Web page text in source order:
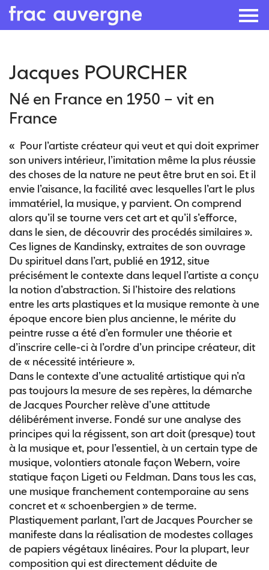
to
content
Jacques POURCHER
Né en France en 1950 – vit en
France
« Pour l’artiste créateur qui veut et qui doit exprimer
son univers intérieur, l’imitation même la plus réussie
des choses de la nature ne peut être brut en soi. Et il
envie l’aisance, la facilité avec lesquelles l’art le plus
immatériel, la musique, y parvient. On comprend
alors qu’il se tourne vers cet art et qu’il s’efforce,
dans le sien, de découvrir des procédés similaires ».
Ces lignes de Kandinsky, extraites de son ouvrage
Du spirituel dans l’art, publié en 1912, situe
précisément le contexte dans lequel l’artiste a conçu
la notion d’abstraction. Si l’histoire des relations
entre les arts plastiques et la musique remonte à une
époque encore bien plus ancienne, le mérite du
peintre russe a été d’en formuler une théorie et
d’inscrire celle-ci à l’ordre d’un principe créateur, dit
de « nécessité intérieure ».
Dans le contexte d’une actualité artistique qui n’a
pas toujours la mesure de ses repères, la démarche
de Jacques Pourcher relève d’une attitude
délibérément inverse. Fondé sur une analyse des
principes qui la régissent, son art doit (presque) tout
à la musique et, pour l’essentiel, à un certain type de
musique, volontiers atonale façon Webern, voire
statique façon Ligeti ou Feldman. Dans tous les cas,
une musique franchement contemporaine au sens
concret et « schoenbergien » de terme.
Plastiquement parlant, l’art de Jacques Pourcher se
manifeste dans la réalisation de modestes collages
de papiers végétaux linéaires. Pour la plupart, leur
composition qui est directement déduite de